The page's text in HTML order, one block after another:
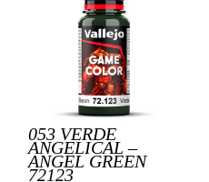
053 VERDE
ANGELICAL –
ANGEL GREEN
72123